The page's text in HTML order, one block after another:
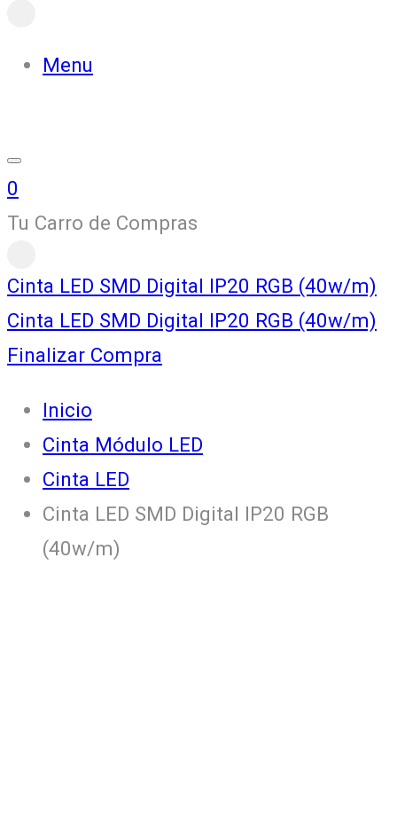
Menu
0
Tu Carro de Compras
Cinta LED SMD Digital IP20 RGB (40w/m)
Cinta LED SMD Digital IP20 RGB (40w/m)
Finalizar Compra
Inicio
Cinta Módulo LED
Cinta LED
Cinta LED SMD Digital IP20 RGB
(40w/m)